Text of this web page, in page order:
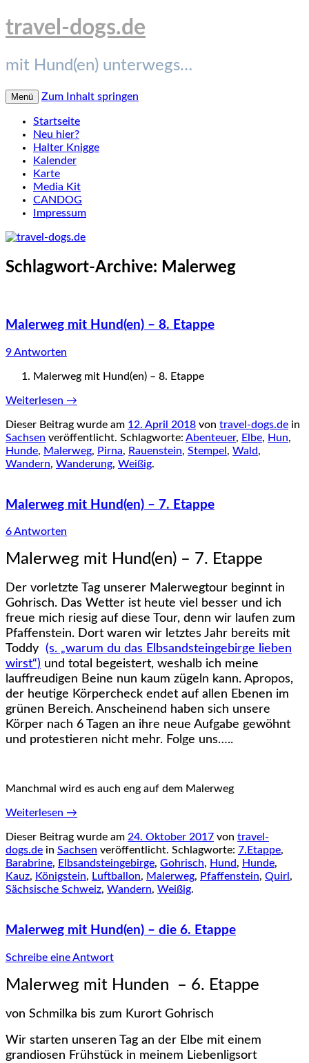
travel-dogs.de
mit Hund(en) unterwegs…
Menü Zum Inhalt springen
Startseite
Neu hier?
Halter Knigge
Kalender
Karte
Media Kit
CANDOG
Impressum
Schlagwort-Archive: Malerweg
Malerweg mit Hund(en) – 8. Etappe
9 Antworten
Malerweg mit Hund(en) – 8. Etappe
Weiterlesen →
Dieser Beitrag wurde am 12. April 2018 von travel-dogs.de in
Sachsen veröffentlicht. Schlagworte: Abenteuer, Elbe, Hun,
Hunde, Malerweg, Pirna, Rauenstein, Stempel , Wald,
Wandern, Wanderung, Weißig.
Malerweg mit Hund(en) – 7. Etappe
6 Antworten
Malerweg mit Hund(en) – 7. Etappe
Der vorletzte Tag unserer Malerwegtour beginnt in
Gohrisch. Das Wetter ist heute viel besser und ich
freue mich riesig auf diese Tour, denn wir laufen zum
Pfaffenstein. Dort waren wir letztes Jahr bereits mit
Toddy (s. „warum du das Elbsandsteingebirge lieben
wirst“) und total begeistert, weshalb ich meine
lauffreudigen Beine nun kaum zügeln kann. Apropos,
der heutige Körpercheck endet auf allen Ebenen im
grünen Bereich. Anscheinend haben sich unsere
Körper nach 6 Tagen an ihre neue Aufgabe gewöhnt
und protestieren nicht mehr. Folge uns…..
Manchmal wird es auch eng auf dem Malerweg
Weiterlesen →
Dieser Beitrag wurde am 24. Oktober 2017 von travel-
dogs.de in Sachsen veröffentlicht. Schlagworte: 7.Etappe,
Barabrine, Elbsandsteingebirge, Gohrisch, Hund, Hunde,
Kauz, Königstein, Luftballon, Malerweg, Pfaffenstein, Quirl ,
Sächsische Schweiz, Wandern, Weißig.
Malerweg mit Hund(en) – die 6. Etappe
Schreibe eine Antwort
Malerweg mit Hunden – 6. Etappe
von Schmilka bis zum Kurort Gohrisch
Wir starten unseren Tag an der Elbe mit einem
grandiosen Frühstück in meinem Liebenligsort